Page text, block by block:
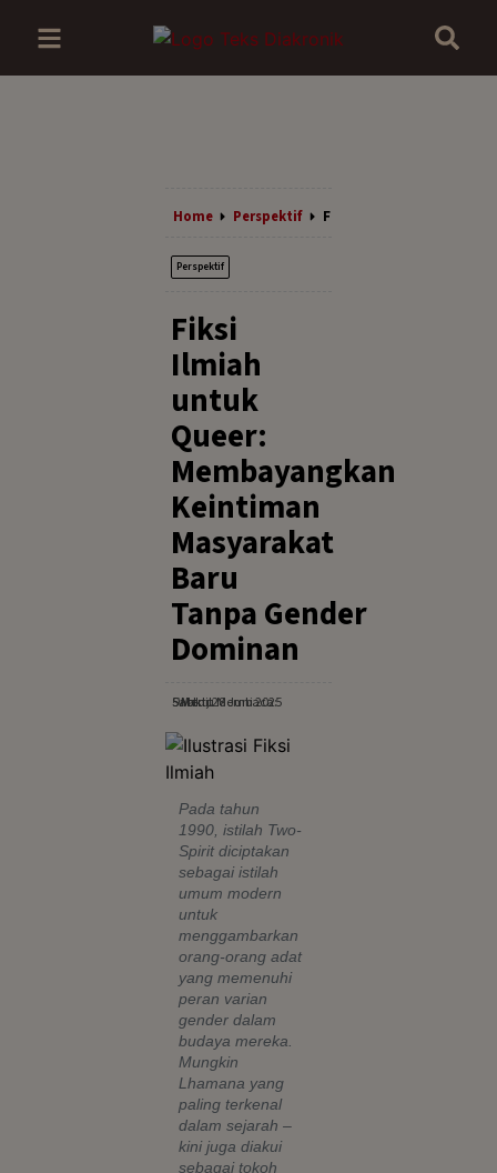
Home Perspektif Fiksi Ilmiah Untuk
Perspektif
Fiksi
Ilmiah
untuk
Queer:
Membayangkan
Keintiman
Masyarakat
Baru
Tanpa Gender
Dominan
Sabtu, 28 Juni 2025
· Waktu Membaca: 5 Menit
Pada tahun
1990, istilah Two-
Spirit diciptakan
sebagai istilah
umum modern
untuk
menggambarkan
orang-orang adat
yang memenuhi
peran varian
gender dalam
budaya mereka.
Mungkin
Lhamana yang
paling terkenal
dalam sejarah –
kini juga diakui
sebagai tokoh